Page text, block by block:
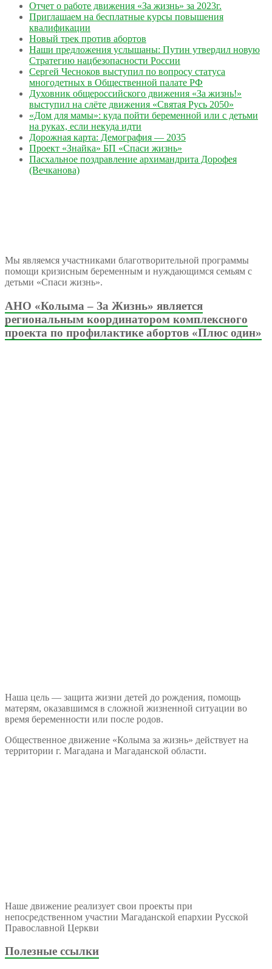
Отчет о работе движения «За жизнь» за 2023г.
Приглашаем на бесплатные курсы повышения
квалификации
Новый трек против абортов
Наши предложения услышаны: Путин утвердил новую
Стратегию нацбезопасности России
Сергей Чесноков выступил по вопросу статуса
многодетных в Общественной палате РФ
Духовник общероссийского движения «За жизнь!»
выступил на слёте движения «Святая Русь 2050»
«Дом для мамы»: куда пойти беременной или с детьми
на руках, если некуда идти
Дорожная карта: Демография — 2035
Проект «Знайка» БП «Спаси жизнь»
Пасхальное поздравление архимандрита Дорофея
(Вечканова)
Мы являемся участниками благотворительной программы
помощи кризисным беременным и нуждающимся семьям с
детьми «Спаси жизнь».
АНО «Колыма – За Жизнь» является
региональным координатором комплексного
проекта по профилактике абортов «Плюс один»
Наша цель — защита жизни детей до рождения, помощь
матерям, оказавшимся в сложной жизненной ситуации во
время беременности или после родов.
Общественное движение «Колыма за жизнь» действует на
территории г. Магадана и Магаданской области.
Наше движение реализует свои проекты при
непосредственном участии Магаданской епархии Русской
Православной Церкви
Полезные ссылки